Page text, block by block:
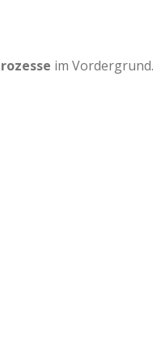
im Vordergrund.